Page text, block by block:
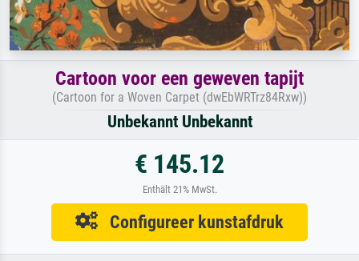
Cartoon voor een geweven tapijt
(Cartoon for a Woven Carpet (dwEbWRTrz84Rxw))
Unbekannt Unbekannt
€ 145.12
Enthält 21% MwSt.
Configureer kunstafdruk